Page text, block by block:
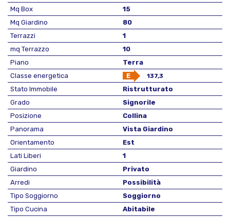
Mq Box
15
Mq Giardino
80
Terrazzi
1
mq Terrazzo
10
Piano
Terra
Classe energetica
E 137,3
Stato Immobile
Ristrutturato
Grado
Signorile
Posizione
Collina
Panorama
Vista Giardino
Orientamento
Est
Lati Liberi
1
Giardino
Privato
Arredi
Possibilità
Tipo Soggiorno
Soggiorno
Tipo Cucina
Abitabile